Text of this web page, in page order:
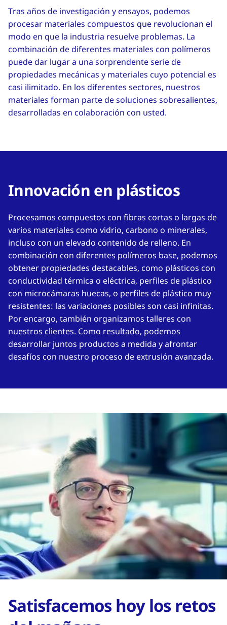
Tras años de investigación y ensayos, podemos
procesar materiales compuestos que revolucionan el
modo en que la industria resuelve problemas. La
combinación de diferentes materiales con polímeros
puede dar lugar a una sorprendente serie de
propiedades mecánicas y materiales cuyo potencial es
casi ilimitado. En los diferentes sectores, nuestros
materiales forman parte de soluciones sobresalientes,
desarrolladas en colaboración con usted.
Innovación en plásticos
Procesamos compuestos con fibras cortas o largas de
varios materiales como vidrio, carbono o minerales,
incluso con un elevado contenido de relleno. En
combinación con diferentes polímeros base, podemos
obtener propiedades destacables, como plásticos con
conductividad térmica o eléctrica, perfiles de plástico
con microcámaras huecas, o perfiles de plástico muy
resistentes: las variaciones posibles son casi infinitas.
Por encargo, también organizamos talleres con
nuestros clientes. Como resultado, podemos
desarrollar juntos productos a medida y afrontar
desafíos con nuestro proceso de extrusión avanzada.
Satisfacemos hoy los retos